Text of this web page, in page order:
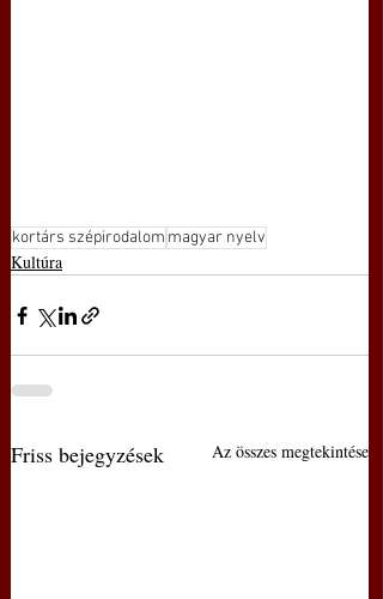
kortárs szépirodalom magyar nyelv
Kultúra
Friss bejegyzések Az összes megtekintése